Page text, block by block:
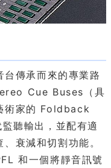
傳承而來的專業路
Cue Buses（具
術家的 Foldback
聽輸出，並配有適
衰減和切割功能。
和一個將靜音訊號